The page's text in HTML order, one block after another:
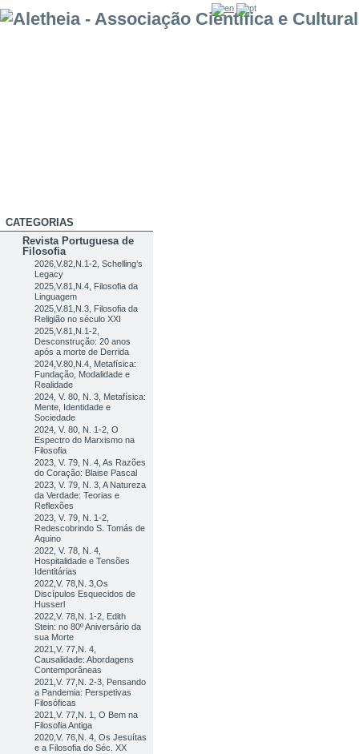
CATEGORIAS
Revista Portuguesa de
Filosofia
2026,V.82,N.1-2, Schelling’s
Legacy
2025,V.81,N.4, Filosofia da
Linguagem
2025,V.81,N.3, Filosofia da
Religião no século XXI
2025,V.81,N.1-2,
Desconstrução: 20 anos
após a morte de Derrida
2024,V.80,N.4, Metafísica:
Fundação, Modalidade e
Realidade
2024, V. 80, N. 3, Metafísica:
Mente, Identidade e
Sociedade
2024, V. 80, N. 1-2, O
Espectro do Marxismo na
Filosofia
2023, V. 79, N. 4, As Razões
do Coração: Blaise Pascal
2023, V. 79, N. 3, A Natureza
da Verdade: Teorias e
Reflexões
2023, V. 79, N. 1-2,
Redescobrindo S. Tomás de
Aquino
2022, V. 78, N. 4,
Hospitalidade e Tensões
Identitárias
2022,V. 78,N. 3,Os
Discípulos Esquecidos de
Husserl
2022,V. 78,N. 1-2, Edith
Stein: no 80º Aniversário da
sua Morte
2021,V. 77,N. 4,
Causalidade: Abordagens
Contemporâneas
2021,V. 77,N. 2-3, Pensando
a Pandemia: Perspetivas
Filosóficas
2021,V. 77,N. 1, O Bem na
Filosofia Antiga
2020,V. 76,N. 4, Os Jesuítas
e a Filosofia do Séc. XX